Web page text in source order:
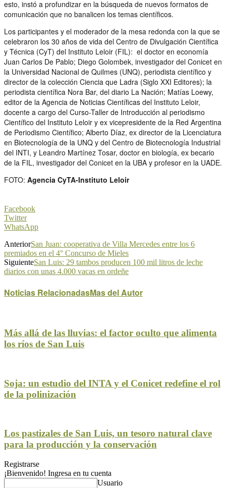
esto, instó a profundizar en la búsqueda de nuevos formatos de
comunicación que no banalicen los temas científicos.
Los participantes y el moderador de la mesa redonda con la que se
celebraron los 30 años de vida del Centro de Divulgación Científica
y Técnica (CyT) del Instituto Leloir (FIL): el doctor en economía
Juan Carlos De Pablo; Diego Golombek, investigador del Conicet en
la Universidad Nacional de Quilmes (UNQ), periodista científico y
director de la colección Ciencia que Ladra (Siglo XXI Editores); la
periodista científica Nora Bar, del diario La Nación; Matías Loewy,
editor de la Agencia de Noticias Científicas del Instituto Leloir,
docente a cargo del Curso-Taller de Introducción al periodismo
Científico del Instituto Leloir y ex vicepresidente de la Red Argentina
de Periodismo Científico; Alberto Díaz, ex director de la Licenciatura
en Biotecnología de la UNQ y del Centro de Biotecnología Industrial
del INTI, y Leandro Martínez Tosar, doctor en biología, ex becario
de la FIL, investigador del Conicet en la UBA y profesor en la UADE.
FOTO: Agencia CyTA-Instituto Leloir
Facebook
Twitter
WhatsApp
AnteriorSan Juan: cooperativa de Villa Mercedes entre los 6
premiados en el 4° Concurso de Mieles
SiguienteSan Luis: 29 tambos producen 100 mil litros de leche
diarios con unas 4.000 vacas en ordeñe
Noticias RelacionadasMas del Autor
Más allá de las lluvias: el factor oculto que alimenta
los ríos de San Luis
Soja: un estudio del INTA y el Conicet redefine el rol
de la polinización
Los pastizales de San Luis, un tesoro natural clave
para la producción y la conservación
Registrarse
¡Bienvenido! Ingresa en tu cuenta
Usuario